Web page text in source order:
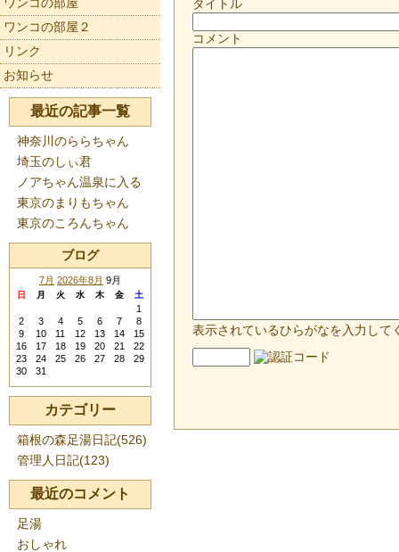
タイトル
コメント
表示されているひらがなを入力して
ワンコの部屋２
リンク
お知らせ
最近の記事一覧
神奈川のららちゃん
埼玉のしぃ君
ノアちゃん温泉に入る
東京のまりもちゃん
東京のころんちゃん
ブログ
7月 2026年8月 9月
日 月 火 水 木 金 土
1
2
3 4 5 6 7
8
9
10 11 12 13 14
15
16
17 18 19 20 21
22
23
24 25 26 27 28
29
30
31
カテゴリー
箱根の森足湯日記(526)
管理人日記(123)
最近のコメント
足湯
おしゃれ